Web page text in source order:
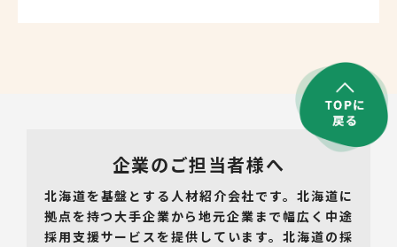
企業のご担当者様へ
北海道を基盤とする人材紹介会社です。北海道に
拠点を持つ大手企業から地元企業まで幅広く中途
採用支援サービスを提供しています。北海道の採